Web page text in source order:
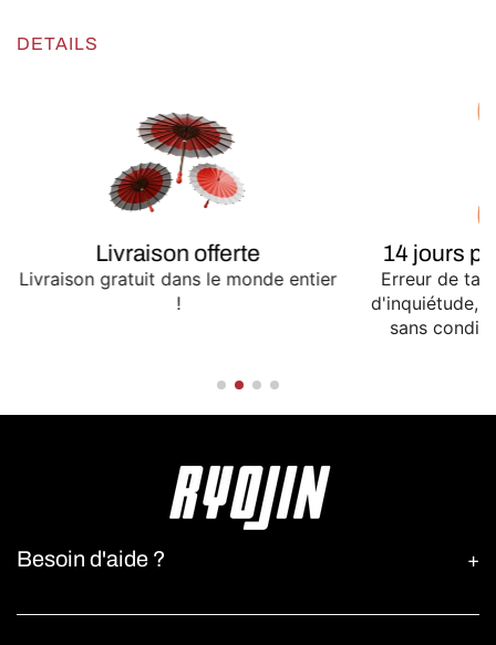
DETAILS
Livraison offerte
Livraison gratuit dans le monde entier
!
14 jours
Erreur de
d'inquiétude,
sans
Besoin d'aide ?